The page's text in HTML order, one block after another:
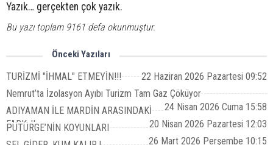
Yazık… gerçekten çok yazık.
Bu yazı toplam 9161 defa okunmuştur.
Önceki Yazıları
TURİZMİ "İHMAL" ETMEYİN!!!
22 Haziran 2026 Pazartesi 09:52
Nemrut’ta İzolasyon Ayıbı Turizm Tam Gaz Çöküyor
24 Nisan 2026 Cuma 15:58
ADIYAMAN İLE MARDİN ARASINDAKİ
FARK..!!
20 Nisan 2026 Pazartesi 12:03
PÜTÜRGE’NİN KOYUNLARI
26 Mart 2026 Perşembe 10:15